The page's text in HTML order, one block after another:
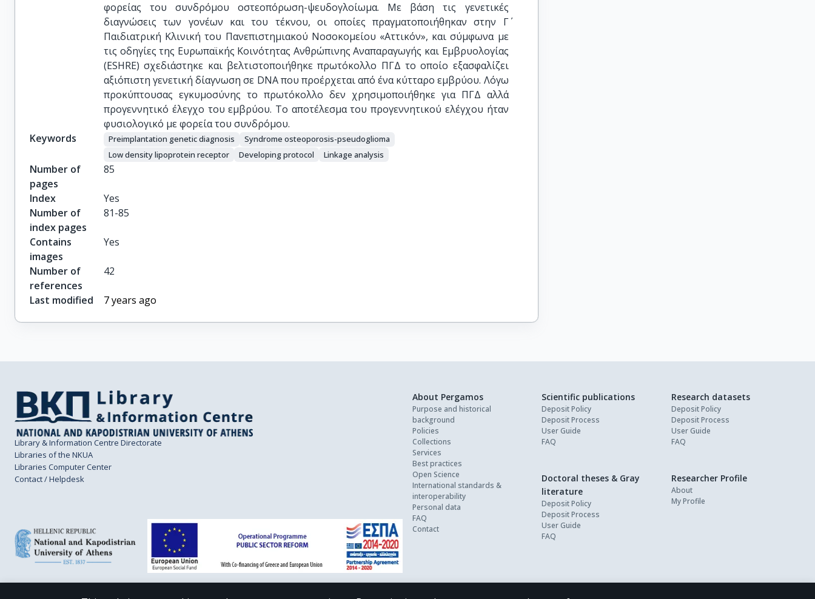
φορείας του συνδρόμου οστεοπόρωση-ψευδογλοίωμα. Με βάση τις γενετικές
διαγνώσεις των γονέων και του τέκνου, οι οποίες πραγματοποιήθηκαν στην Γ΄
Παιδιατρική Κλινική του Πανεπιστημιακού Νοσοκομείου «Αττικόν», και σύμφωνα με
τις οδηγίες της Ευρωπαϊκής Κοινότητας Ανθρώπινης Αναπαραγωγής και Εμβρυολογίας
(ESHRE) σχεδιάστηκε και βελτιστοποιήθηκε πρωτόκολλο ΠΓΔ το οποίο εξασφαλίζει
αξιόπιστη γενετική δίαγνωση σε DNA που προέρχεται από ένα κύτταρο εμβρύου. Λόγω
προκύπτουσας εγκυμοσύνης το πρωτόκολλο δεν χρησιμοποιήθηκε για ΠΓΔ αλλά
προγεννητικό έλεγχο του εμβρύου. Το αποτέλεσμα του προγεννητικού ελέγχου ήταν
φυσιολογικό με φορεία του συνδρόμου.
Keywords
Preimplantation genetic diagnosis
Syndrome osteoporosis-pseudoglioma
Low density lipoprotein receptor
Developing protocol Linkage analysis
Number of
pages
85
Index
Yes
Number of
index pages
81-85
Contains
images
Yes
Number of
references
42
Last modified 7 years ago
Library & Information Centre Directorate
Libraries of the NKUA
Libraries Computer Center
Contact / Helpdesk
About Pergamos
Purpose and historical
background
Policies
Collections
Services
Best practices
Open Science
International standards &
interoperability
Personal data
FAQ
Contact
Scientific publications
Deposit Policy
Deposit Process
User Guide
FAQ
Research datasets
Deposit Policy
Deposit Process
User Guide
FAQ
Doctoral theses & Gray
literature
Deposit Policy
Deposit Process
User Guide
FAQ
Researcher Profile
About
My Profile